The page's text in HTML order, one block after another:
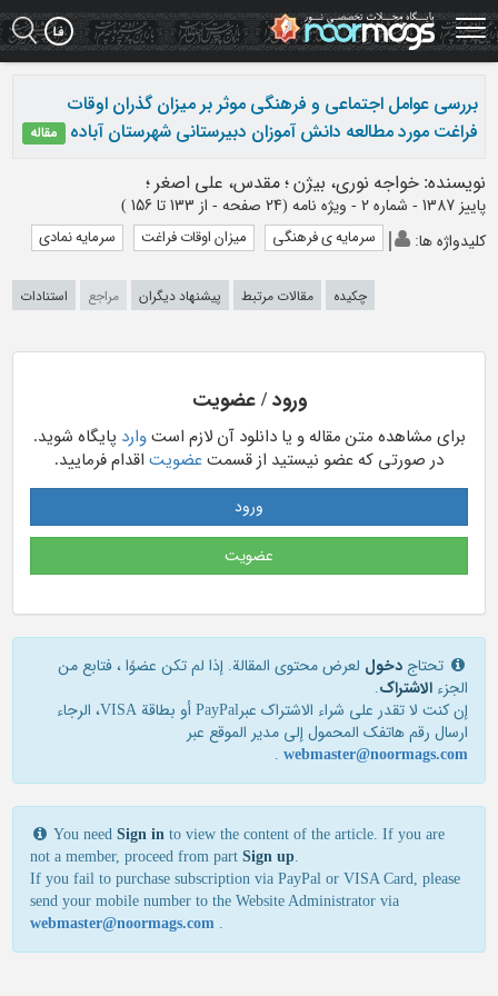
Skip
to
main
بررسی عوامل اجتماعی و فرهنگی موثر بر میزان گذران اوقات
فراغت مورد مطالعه دانش آموزان دبیرستانی شهرستان آباده
مقاله
نویسنده: خواجه نوری، بیژن ؛ مقدس، علی اصغر ؛
پاییز 1387 - شماره 2 - ویژه نامه (‎24 صفحه - از 133 تا 156 )
کلیدواژه ها: سرمایه ی فرهنگی میزان اوقات فراغت سرمایه نمادی
چکیده مقالات مرتبط پیشنهاد دیگران مراجع استنادات
ورود / عضویت
برای مشاهده متن مقاله و یا دانلود آن لازم استوارد پایگاه شوید.
در صورتی که عضو نیستید از قسمت عضویت اقدام فرمایید.
ورود
عضویت
تحتاج دخول لعرض محتوى المقالة. إذا لم تكن عضوًا ، فتابع من
الجزء الاشتراک.
إن كنت لا تقدر علی شراء الاشتراك عبرPayPal أو بطاقة VISA، الرجاء
ارسال رقم هاتفك المحمول إلی مدير الموقع عبر
webmaster@noormags.com
.
You need Sign in to view the content of the article. If you are
not a member, proceed from part Sign up.
If you fail to purchase subscription via PayPal or VISA Card, please
send your mobile number to the Website Administrator via
webmaster@noormags.com .